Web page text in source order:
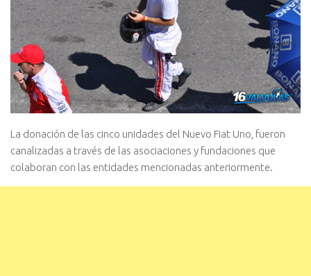
La donación de las cinco unidades del Nuevo Fiat Uno, fueron
canalizadas a través de las asociaciones y fundaciones que
colaboran con las entidades mencionadas anteriormente.